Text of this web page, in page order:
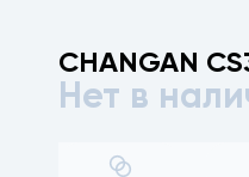
CHANGAN
Нет в